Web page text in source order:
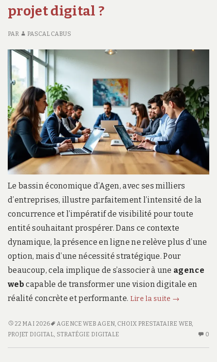
n
a
a
d
s
.
f
r
projet digital ?
PAR PASCAL CABUS
Le bassin économique d’Agen, avec ses milliers
d’entreprises, illustre parfaitement l’intensité de la
concurrence et l’impératif de visibilité pour toute
entité souhaitant prospérer. Dans ce contexte
dynamique, la présence en ligne ne relève plus d’une
option, mais d’une nécessité stratégique. Pour
beaucoup, cela implique de s’associer à une agence
web capable de transformer une vision digitale en
réalité concrète et performante. Lire la suite
Comment
la
meilleure
agence
→
COMMENT
CHOISIR
22 MAI 2026 AGENCE WEB AGEN, CHOIX PRESTATAIRE WEB,
PROJET DIGITAL, STRATÉGIE DIGITALE 0